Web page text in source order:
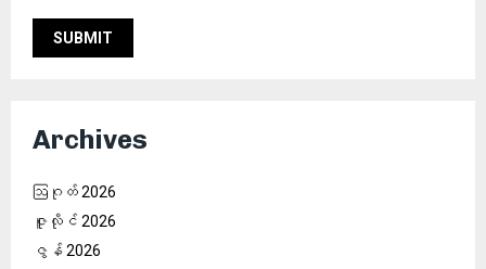
Archives
ဩဂုတ် 2026
ဇူလိုင် 2026
ဇွန် 2026